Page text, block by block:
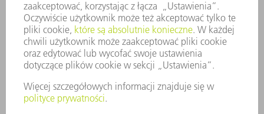
MAGAZYNY
ZRÓWNOWAŻONY ROZWÓJ
ŚRODOWISKO I KLIMAT
SPOŁECZEŃSTWO
KIEROWANIE PRZEDSIĘBIORSTWEM